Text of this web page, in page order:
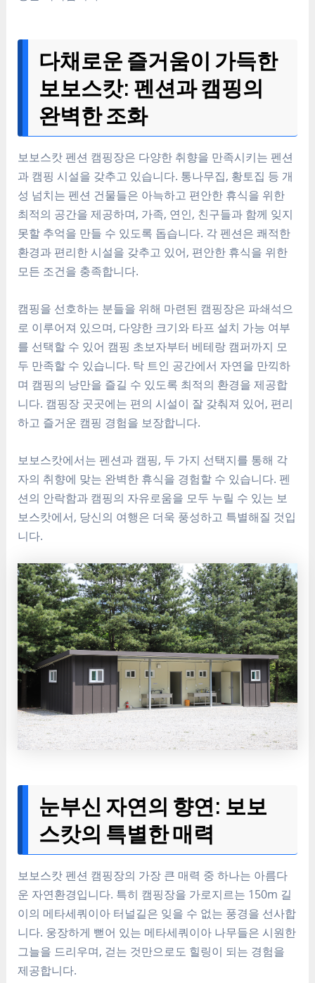
다채로운 즐거움이 가득한
보보스캇: 펜션과 캠핑의
완벽한 조화
보보스캇 펜션 캠핑장은 다양한 취향을 만족시키는 펜션
과 캠핑 시설을 갖추고 있습니다. 통나무집, 황토집 등 개
성 넘치는 펜션 건물들은 아늑하고 편안한 휴식을 위한
최적의 공간을 제공하며, 가족, 연인, 친구들과 함께 잊지
못할 추억을 만들 수 있도록 돕습니다. 각 펜션은 쾌적한
환경과 편리한 시설을 갖추고 있어, 편안한 휴식을 위한
모든 조건을 충족합니다.
캠핑을 선호하는 분들을 위해 마련된 캠핑장은 파쇄석으
로 이루어져 있으며, 다양한 크기와 타프 설치 가능 여부
를 선택할 수 있어 캠핑 초보자부터 베테랑 캠퍼까지 모
두 만족할 수 있습니다. 탁 트인 공간에서 자연을 만끽하
며 캠핑의 낭만을 즐길 수 있도록 최적의 환경을 제공합
니다. 캠핑장 곳곳에는 편의 시설이 잘 갖춰져 있어, 편리
하고 즐거운 캠핑 경험을 보장합니다.
보보스캇에서는 펜션과 캠핑, 두 가지 선택지를 통해 각
자의 취향에 맞는 완벽한 휴식을 경험할 수 있습니다. 펜
션의 안락함과 캠핑의 자유로움을 모두 누릴 수 있는 보
보스캇에서, 당신의 여행은 더욱 풍성하고 특별해질 것입
니다.
눈부신 자연의 향연: 보보
스캇의 특별한 매력
보보스캇 펜션 캠핑장의 가장 큰 매력 중 하나는 아름다
운 자연환경입니다. 특히 캠핑장을 가로지르는 150m 길
이의 메타세쿼이아 터널길은 잊을 수 없는 풍경을 선사합
니다. 웅장하게 뻗어 있는 메타세쿼이아 나무들은 시원한
그늘을 드리우며, 걷는 것만으로도 힐링이 되는 경험을
제공합니다.